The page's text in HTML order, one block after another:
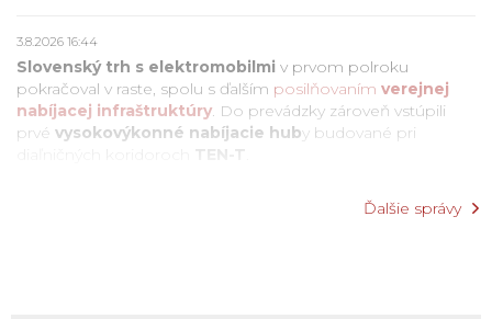
3.8.2026 16:44
Slovenský trh s elektromobilmi v prvom polroku
pokračoval v raste, spolu s ďalším posilňovaním verejnej
nabíjacej infraštruktúry. Do prevádzky zároveň vstúpili
prvé vysokovýkonné nabíjacie huby budované pri
TEN-T
Ďalšie správy